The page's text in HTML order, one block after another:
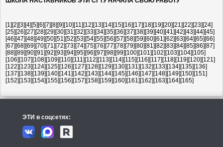
[1] [2] [3] [4] [5] [6] [7] [8] [9] [10] [11] [12] [13] [14] [15] [16] [17] [18] [19] [20] [21] [22] [23] [24]
[25] [26] [27] [28] [29] [30] [31] [32] [33] [34] [35] [36] [37] [38] [39] [40] [41] [42] [43] [44] [45]
[46] [47] [48] [49] [50] [51] [52] [53] [54] [55] [56] [57] [58] [59] [60] [61] [62] [63] [64] [65] [66]
[67] [68] [69] [70] [71] [72] [73] [74] [75] [76] [77] [78] [79] [80] [81] [82] [83] [84] [85] [86] [87]
[88] [89] [90] [91] [92] [93] [94] [95] [96] [97] [98] [99] [100] [101] [102] [103] [104] [105]
[106] [107] [108] [109] [110] [111] [112] [113] [114] [115] [116] [117] [118] [119] [120] [121]
[122] [123] [124] [125] [126] [127] [128] [129] [130] [131] [132] [133] [134] [135] [136]
[137] [138] [139] [140] [141] [142] [143] [144] [145] [146] [147] [148] [149] [150] [151]
[152] [153] [154] [155] [156] [157] [158] [159] [160] [161] [162] [163] [164] [165]
ЭТИ в соцсетях: